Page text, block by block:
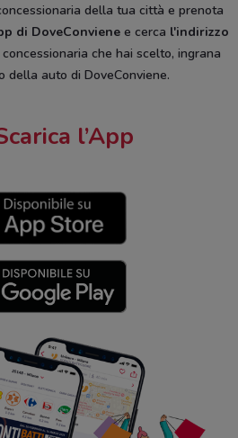
della tua città e prenota
di DoveConviene e cerca l'indirizzo
che hai scelto, ingrana
della auto di DoveConviene.
l’App